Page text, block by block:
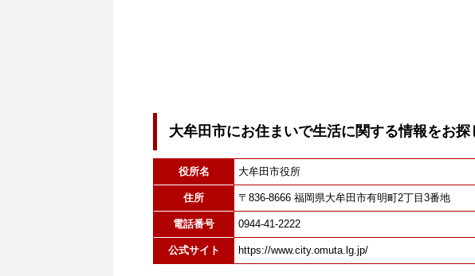
大牟田市にお住まいで生活に関する情報をお探
役所名 大牟田市役所
住所 〒836-8666 福岡県大牟田市有明町2丁目3番地
電話番号 0944-41-2222
公式サイト https://www.city.omuta.lg.jp/